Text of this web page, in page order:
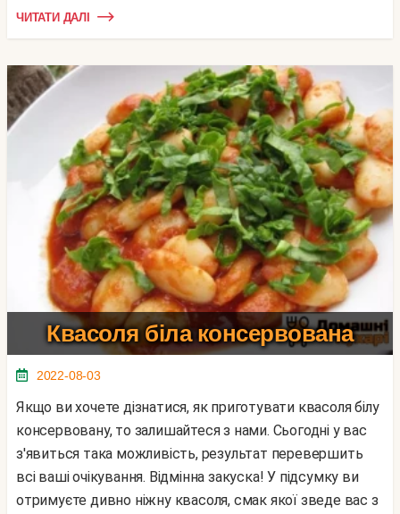
ЧИТАТИ ДАЛІ
Квасоля біла консервована
2022-08-03
Якщо ви хочете дізнатися, як приготувати квасоля білу
консервовану, то залишайтеся з нами. Сьогодні у вас
з'явиться така можливість, результат перевершить
всі ваші очікування. Відмінна закуска! У підсумку ви
отримуєте дивно ніжну квасоля, смак якої зведе вас з